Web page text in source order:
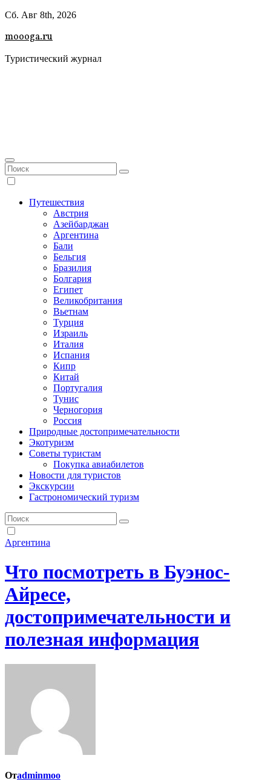
Сб. Авг 8th, 2026
moooga.ru
Туристический журнал
Путешествия
Австрия
Азейбарджан
Аргентина
Бали
Бельгия
Бразилия
Болгария
Египет
Великобритания
Вьетнам
Турция
Израиль
Италия
Испания
Кипр
Китай
Португалия
Тунис
Черногория
Россия
Природные достопримечательности
Экотуризм
Советы туристам
Покупка авиабилетов
Новости для туристов
Экскурсии
Гастрономический туризм
Аргентина
Что посмотреть в Буэнос-
Айресе,
достопримечательности и
полезная информация
Отadminmoo